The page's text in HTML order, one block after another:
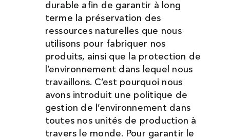
durable afin de garantir à long
terme la préservation des
ressources naturelles que nous
utilisons pour fabriquer nos
produits, ainsi que la protection de
l’environnement dans lequel nous
travaillons. C’est pourquoi nous
avons introduit une politique de
gestion de l’environnement dans
toutes nos unités de production à
travers le monde. Pour garantir le